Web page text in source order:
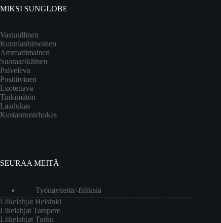
MIKSI SUNGLOBE
Vastuullinen
Kunnianhimoinen
Ammattimainen
Suoraselkäinen
Palveleva
Positiivinen
Luotettava
Tinkimätön
Laadukas
Kustannustehokas
SEURAA MEITÄ
Työnäytteitä/-fiiliksiä
Liikelahjat Helsinki
Likelahjat Tampere
Liikelahjat Turku